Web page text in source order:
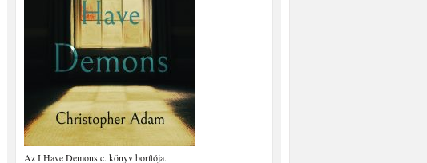
Az I Have Demons c. könyv borítója.